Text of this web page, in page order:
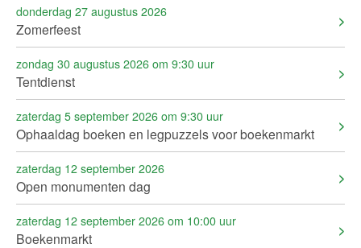
donderdag 27 augustus 2026
Zomerfeest
zondag 30 augustus 2026 om 9:30 uur
Tentdienst
zaterdag 5 september 2026 om 9:30 uur
Ophaaldag boeken en legpuzzels voor boekenmarkt
zaterdag 12 september 2026
Open monumenten dag
zaterdag 12 september 2026 om 10:00 uur
Boekenmarkt